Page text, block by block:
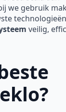
we gebruik
veilig,